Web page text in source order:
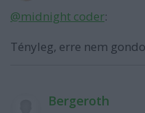
@midnight coder:
Tényleg, erre nem
Bergeroth